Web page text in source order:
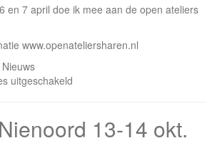
en 7 april doe ik mee aan de open ateliers
www.openateliersharen.nl
Nieuws
uitgeschakeld
Haren
2019 13-14 okt.